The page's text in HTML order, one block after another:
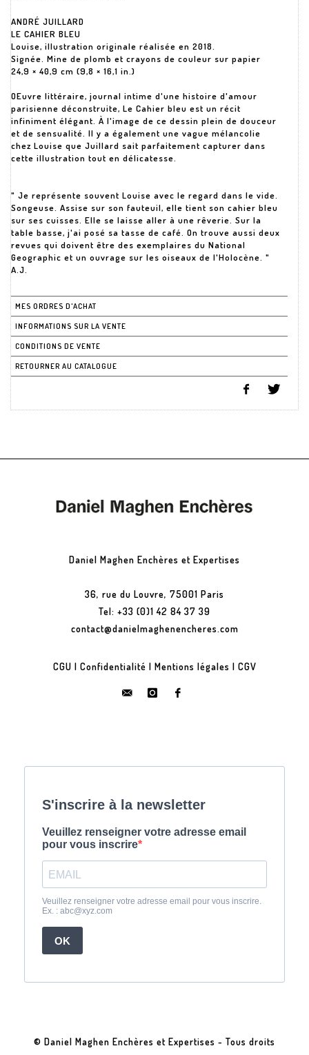
ANDRÉ JUILLARD
LE CAHIER BLEU
Louise, illustration originale réalisée en 2018.
Signée. Mine de plomb et crayons de couleur sur papier
24,9 × 40,9 cm (9,8 × 16,1 in.)
OEuvre littéraire, journal intime d'une histoire d'amour
parisienne déconstruite, Le Cahier bleu est un récit
infiniment élégant. À l'image de ce dessin plein de douceur
et de sensualité. Il y a également une vague mélancolie
chez Louise que Juillard sait parfaitement capturer dans
cette illustration tout en délicatesse.
" Je représente souvent Louise avec le regard dans le vide.
Songeuse. Assise sur son fauteuil, elle tient son cahier bleu
sur ses cuisses. Elle se laisse aller à une rêverie. Sur la
table basse, j'ai posé sa tasse de café. On trouve aussi deux
revues qui doivent être des exemplaires du National
Geographic et un ouvrage sur les oiseaux de l'Holocène. "
MES ORDRES D'ACHAT
INFORMATIONS SUR LA VENTE
CONDITIONS DE VENTE
RETOURNER AU CATALOGUE
Daniel Maghen Enchères et Expertises
36, rue du Louvre, 75001 Paris
Tel: +33 (0)1 42 84 37 39
contact@danielmaghenencheres.com
CGU | Confidentialité | Mentions légales | CGV
© Daniel Maghen Enchères et Expertises - Tous droits